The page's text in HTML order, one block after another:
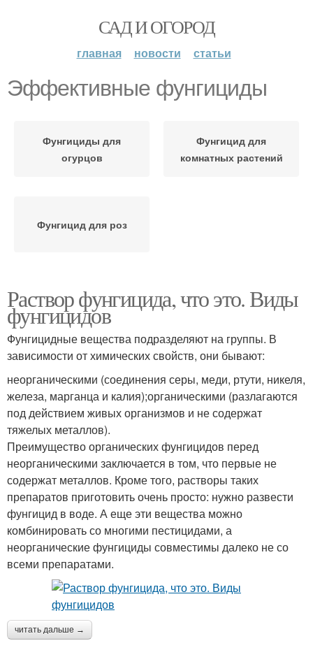
САД И ОГОРОД
главная новости статьи
Эффективные фунгициды
Фунгициды для
огурцов
Фунгицид для
комнатных растений
Фунгицид для роз
Раствор фунгицида, что это. Виды
фунгицидов
Фунгицидные вещества подразделяют на группы. В
зависимости от химических свойств, они бывают:
неорганическими (соединения серы, меди, ртути, никеля,
железа, марганца и калия);органическими (разлагаются
под действием живых организмов и не содержат
тяжелых металлов).
Преимущество органических фунгицидов перед
неорганическими заключается в том, что первые не
содержат металлов. Кроме того, растворы таких
препаратов приготовить очень просто: нужно развести
фунгицид в воде. А еще эти вещества можно
комбинировать со многими пестицидами, а
неорганические фунгициды совместимы далеко не со
всеми препаратами.
читать дальше →